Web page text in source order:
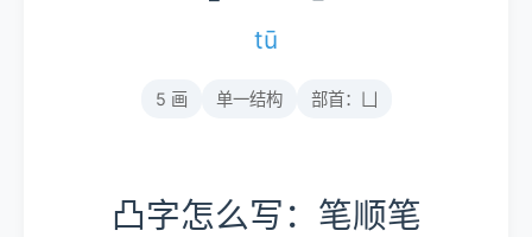
tū
5 画 单一结构 部首：凵
凸字怎么写：笔顺笔